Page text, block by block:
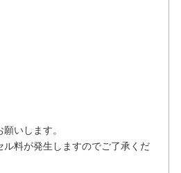
いします。
料が発生しますのでご了承くだ